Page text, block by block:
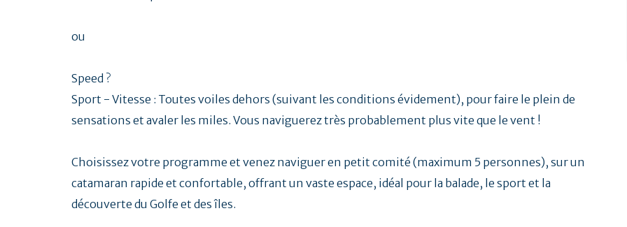
ou
Speed ?
Sport - Vitesse : Toutes voiles dehors (suivant les conditions évidement), pour faire le plein de
sensations et avaler les miles. Vous naviguerez très probablement plus vite que le vent !
Choisissez votre programme et venez naviguer en petit comité (maximum 5 personnes), sur un
catamaran rapide et confortable, offrant un vaste espace, idéal pour la balade, le sport et la
découverte du Golfe et des îles.